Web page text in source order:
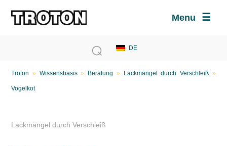
Menu
Troton » Wissensbasis» Beratung » Lackmängel durch Verschleiß»
Vogelkot
Lackmängel durch Verschleiß